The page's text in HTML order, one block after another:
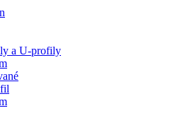
a U-profily